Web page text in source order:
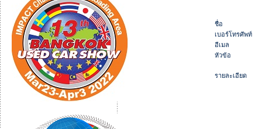
ชื่อ
เบอร์โทรศัพท์
อีเมล
หัวข้อ
รายละเอียด